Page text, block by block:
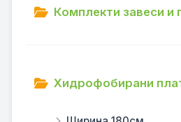
Комплекти завеси и
Хидрофобирани